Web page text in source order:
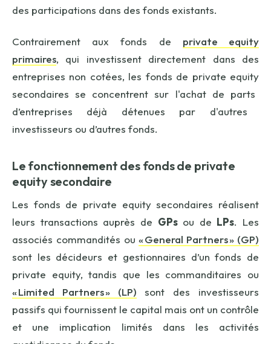
des participations dans des fonds existants.
Contrairement aux fonds de private
equity
primaires, qui investissent directement dans des
entreprises non cotées, les fonds de private equity
secondaires se concentrent sur l'achat de parts
d’entreprises déjà détenues par d'autres
investisseurs ou d’autres fonds.
Le fonctionnement des fonds de private
equitysecondaire
Les fonds de private equity secondaires réalisent
leurs transactions auprès de GPsou de LPs. Les
associés commandités ou« General Partners » (GP)
sont les décideurs et gestionnaires d’un fonds de
private equity, tandis que les commanditaires ou
« Limited Partners » (LP) sont des investisseurs
passifs qui fournissent le capital mais ont un contrôle
et une implication limités dans les activités